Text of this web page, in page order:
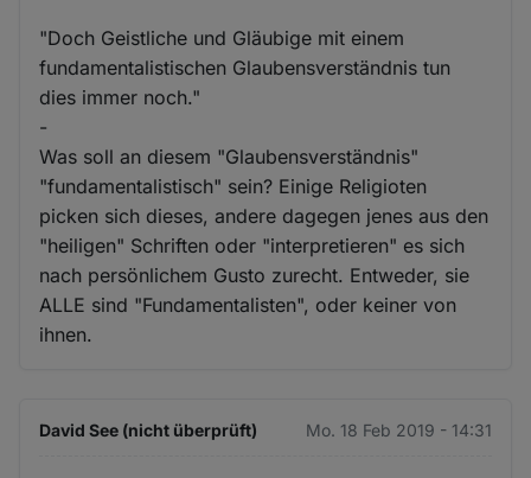
"Doch Geistliche und Gläubige mit einem
fundamentalistischen Glaubensverständnis tun
dies immer noch."
-
Was soll an diesem "Glaubensverständnis"
"fundamentalistisch" sein? Einige Religioten
picken sich dieses, andere dagegen jenes aus den
"heiligen" Schriften oder "interpretieren" es sich
nach persönlichem Gusto zurecht. Entweder, sie
ALLE sind "Fundamentalisten", oder keiner von
ihnen.
David See (nicht überprüft) Mo. 18 Feb 2019 - 14:31